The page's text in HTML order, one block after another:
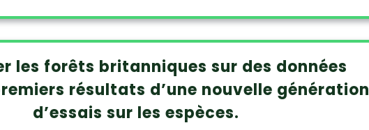
les forêts britanniques sur des données
résultats d’une nouvelle génération
d’essais sur les espèces.